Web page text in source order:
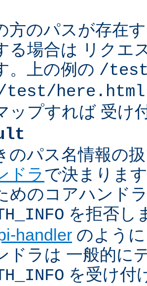
方のパスが存在
る場合は リクエ
。上の例の /
test/here.html
ップすれば 受け
のパス名情報の
ドラで決まりま
めのコアハンド
を拒否し
handler のよう
ドラは 一般的に
を受け付